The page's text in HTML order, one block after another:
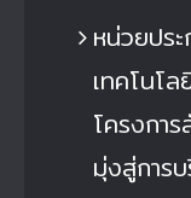
หน่วยปร
เทคโนโ
โครงกา
มุ่งสู่การ